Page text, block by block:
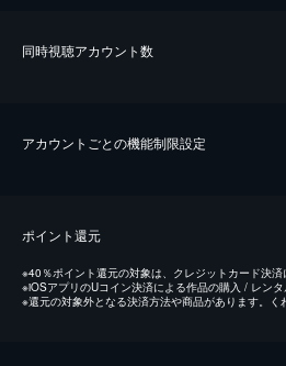
同時視聴アカウント数
アカウントごとの機能制限設定
ポイント還元
※40％ポイント還元の対象は、クレジットカード決済
※iOSアプリのUコイン決済による作品の購入 / レンタ
※還元の対象外となる決済方法や商品があります。く